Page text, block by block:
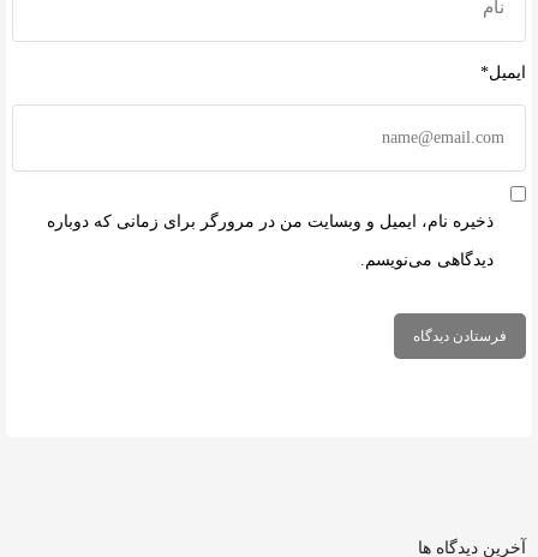
ایمیل*
ذخیره نام، ایمیل و وبسایت من در مرورگر برای زمانی که دوباره
دیدگاهی می‌نویسم.
آخرین دیدگاه ها